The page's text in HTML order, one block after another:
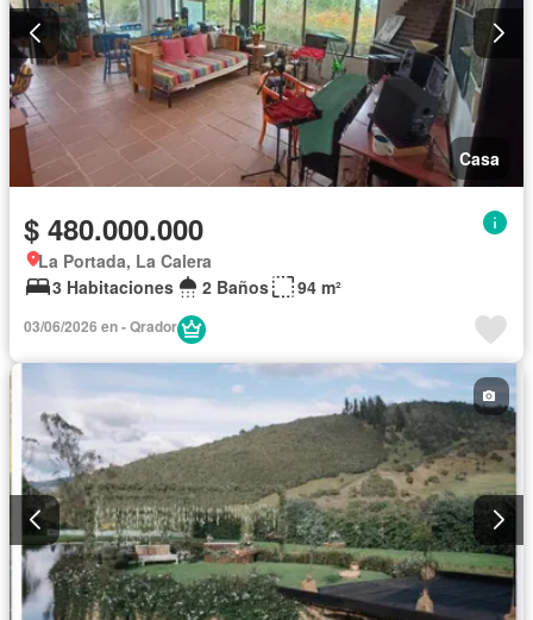
Casa
$ 480.000.000
La Portada, La Calera
3 Habitaciones
2 Baños 94 m²
03/06/2026 en - Qrador